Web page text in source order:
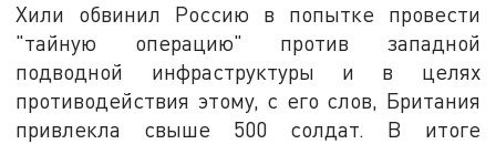
Хили обвинил Россию в попытке провести
"тайную операцию" против западной
подводной инфраструктуры и в целях
противодействия этому, с его слов, Британия
привлекла свыше 500 солдат. В итоге